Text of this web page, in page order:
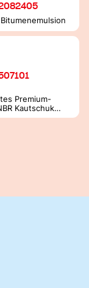
Premium-
Kautschuk